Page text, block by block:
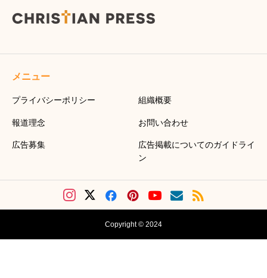
メニュー
プライバシーポリシー 組織概要
報道理念 お問い合わせ
広告募集
広告掲載についてのガイドライ
ン
Copyright © 2024